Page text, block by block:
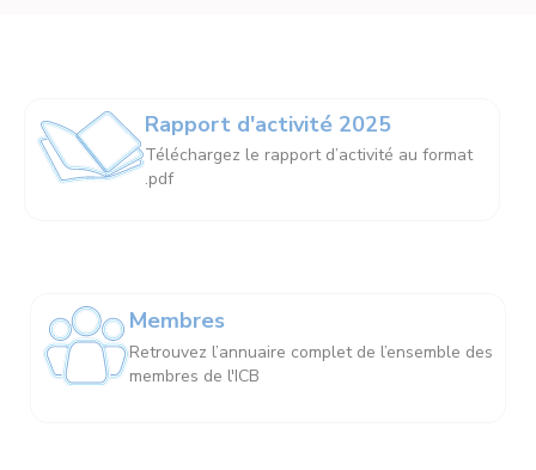
Rapport d'activité 2025
Téléchargez le rapport d’activité au format
.pdf
Membres
Retrouvez l’annuaire complet de l’ensemble des
membres de l'ICB